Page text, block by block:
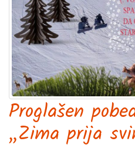
Proglašen
„Zima prija